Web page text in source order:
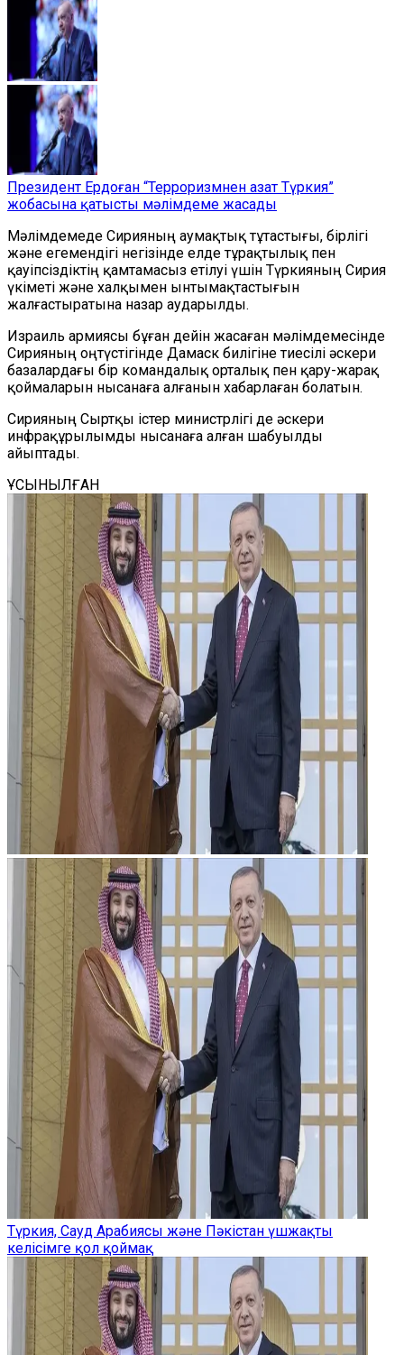
Президент Ердоған “Терроризмнен азат Түркия”
жобасына қатысты мәлімдеме жасады
Мәлімдемеде Сирияның аумақтық тұтастығы, бірлігі
және егемендігі негізінде елде тұрақтылық пен
қауіпсіздіктің қамтамасыз етілуі үшін Түркияның Сирия
үкіметі және халқымен ынтымақтастығын
жалғастыратына назар аударылды.
Израиль армиясы бұған дейін жасаған мәлімдемесінде
Сирияның оңтүстігінде Дамаск билігіне тиесілі әскери
базалардағы бір командалық орталық пен қару-жарақ
қоймаларын нысанаға алғанын хабарлаған болатын.
Сирияның Сыртқы істер министрлігі де әскери
инфрақұрылымды нысанаға алған шабуылды
айыптады.
ҰСЫНЫЛҒАН
Түркия, Сауд Арабиясы және Пәкістан үшжақты
келісімге қол қоймақ